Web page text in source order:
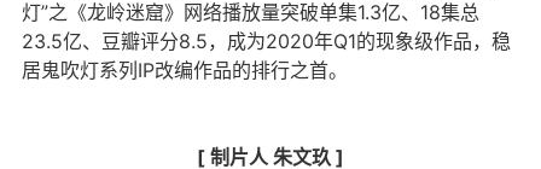
灯”之《龙岭迷窟》网络播放量突破单集1.3亿、18集总
23.5亿、豆瓣评分8.5，成为2020年Q1的现象级作品，稳
居鬼吹灯系列IP改编作品的排行之首。
[ 制片人 朱文玖 ]